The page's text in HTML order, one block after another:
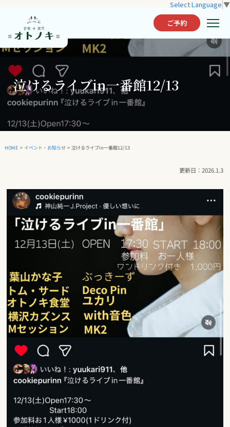
Select Language ▼
ご予約
泣けるライブin一番館12/13
HOME > イベント・お知らせ > 泣けるライブin一番館12/13
2026.1.3